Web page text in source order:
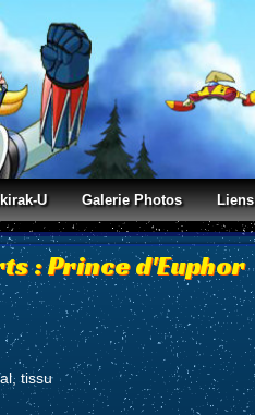
U Galerie Photos Liens
: Prince d'Euphor
tissu